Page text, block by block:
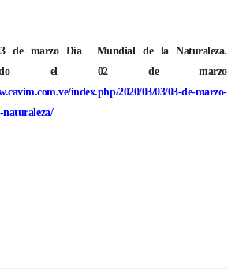
de marzo Día Mundial de la Naturaleza.
el 02 de marzo
index.php/2020/03/03/03-de-marzo-